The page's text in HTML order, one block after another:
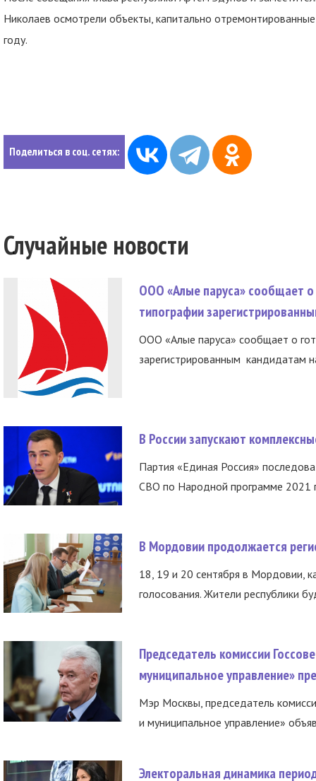
Николаев осмотрели объекты, капитально
году.
Поделиться в соц. сетях:
Случайные новости
ООО «Алые паруса» сообщает о
типографии
ООО «Алые паруса» сообщает о
зарегистрированным кандидатам
В России запускают
Партия «Единая Россия»
СВО по Народной программе 2021
В Мордовии продолжается
18, 19 и 20 сентября в Мордовии,
голосования. Жители республики
Председатель комиссии
муниципальное управление»
Мэр Москвы, председатель
и муниципальное управление»
Электоральная динамика